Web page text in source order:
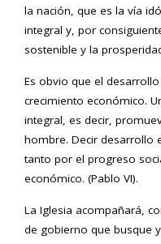
la nación, que es la vía
integral y, por
sostenible y la
Es obvio que el
crecimiento económico.
integral, es decir,
hombre. Decir desarrollo
tanto por el progreso
económico. (Pablo VI).
La Iglesia acompañará,
de gobierno que busque